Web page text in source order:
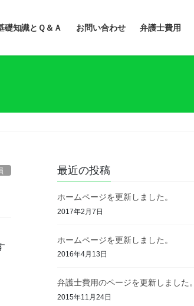
礎知識とＱ＆Ａ お問い合わせ 弁護士費用
最近の投稿
ホームページを更新しました。
2017年2月7日
ホームページを更新しました。
2016年4月13日
弁護士費用のページを更新しました。
2015年11月24日